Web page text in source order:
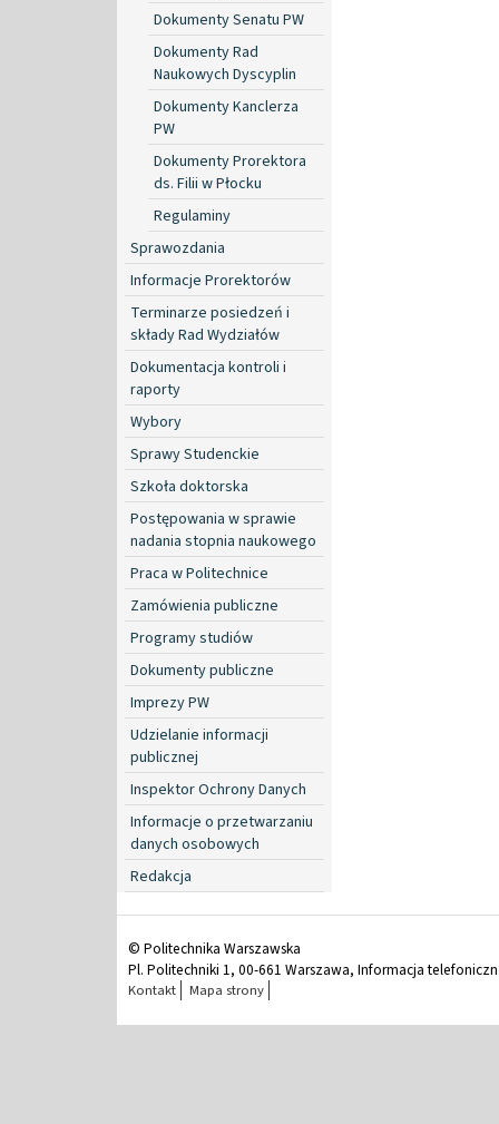
Dokumenty Senatu PW
Dokumenty Rad
Naukowych Dyscyplin
Dokumenty Kanclerza
PW
Dokumenty Prorektora
ds. Filii w Płocku
Regulaminy
Sprawozdania
Informacje Prorektorów
Terminarze posiedzeń i
składy Rad Wydziałów
Dokumentacja kontroli i
raporty
Wybory
Sprawy Studenckie
Szkoła doktorska
Postępowania w sprawie
nadania stopnia naukowego
Praca w Politechnice
Zamówienia publiczne
Programy studiów
Dokumenty publiczne
Imprezy PW
Udzielanie informacji
publicznej
Inspektor Ochrony Danych
Informacje o przetwarzaniu
danych osobowych
Redakcja
© Politechnika Warszawska
Pl. Politechniki 1, 00-661 Warszawa, Informacja
Kontakt Mapa strony